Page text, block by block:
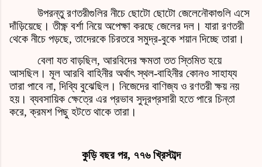
উপরন্তু রণতরীগুলির নীচে ছোটো ছোটো জেলেনৌকাগুলি এসে
দাঁড়িয়েছে। তীক্ষ্ণ বর্শা নিয়ে অপেক্ষা করছে জেলের দল। যারা রণতরী
থেকে নীচে পড়ছে, তাদেরকে চিরতরে সমুদ্র-বুকে শয়ান দিচ্ছে তারা।
বেলা যত বাড়ছিল, আরবিদের ক্ষমতা তত স্তিমিত হয়ে
আসছিল। মূল আরবি বাহিনীর অর্থাৎ স্থল-বাহিনীর কোনও সাহায্য
তারা পাবে না, দিব্যি বুঝেছিল। নিজেদের বাণিজ্য ও রণতরী ক্ষয় নয়
হয়। ব্যবসায়িক ক্ষেত্রে এর প্রভাব সুদূরপ্রসারী হতে পারে চিন্তা
করে, ক্রমশ পিছু হটতে থাকে তারা।
কুড়ি বছর পর, ৭৭৬ খ্রিস্টাব্দ